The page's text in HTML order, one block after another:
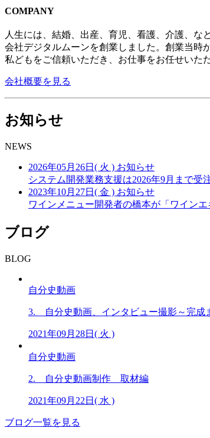
COMPANY
人生には、結婚、出産、育児、看護、介護、
会社デジタルムーンを創業しました。創業当時
私どもをご信頼いただき、お仕事をお任せいた
会社概要を見る
お知らせ
NEWS
2026年05月26日( 火 ) お知らせ
システム開発業務支援は2026年9月まで受
2023年10月27日( 金 ) お知らせ
ワインメニュー開発者の橋本が「ワインエ
ブログ
BLOG
自分史動画
3. 自分史動画、インタビュー撮影～完成
2021年09月28日( 火 )
自分史動画
2. 自分史動画制作 取材編
2021年09月22日( 水 )
ブログ一覧を見る